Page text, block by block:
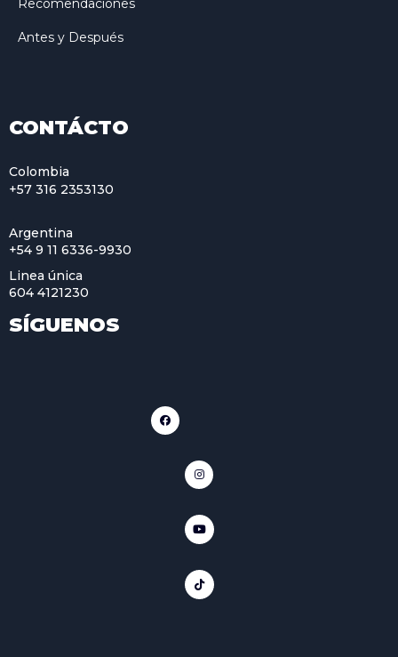
Recomendaciones
Antes y Después
CONTÁCTO
Colombia
+57 316 2353130
Argentina
+54 9 11 6336-9930
Linea única
604 4121230
SÍGUENOS